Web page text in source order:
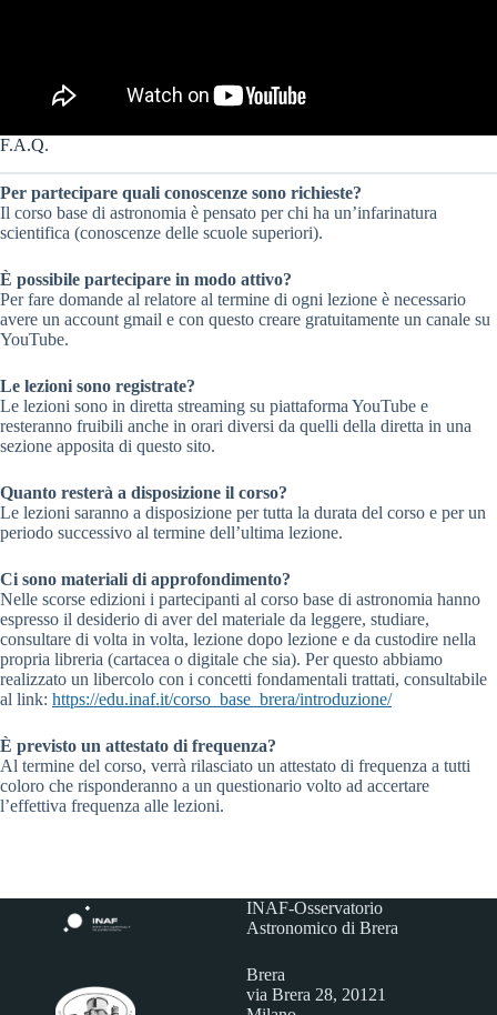
F.A.Q.
Per partecipare quali conoscenze sono richieste?
Il corso base di astronomia è pensato per chi ha un’infarinatura
scientifica (conoscenze delle scuole superiori).
È possibile partecipare in modo attivo?
Per fare domande al relatore al termine di ogni lezione è necessario
avere un account gmail e con questo creare gratuitamente un canale su
YouTube.
Le lezioni sono registrate?
Le lezioni sono in diretta streaming su piattaforma YouTube e
resteranno fruibili anche in orari diversi da quelli della diretta in una
sezione apposita di questo sito.
Quanto resterà a disposizione il corso?
Le lezioni saranno a disposizione per tutta la durata del corso e per un
periodo successivo al termine dell’ultima lezione.
Ci sono materiali di approfondimento?
Nelle scorse edizioni i partecipanti al corso base di astronomia hanno
espresso il desiderio di aver del materiale da leggere, studiare,
consultare di volta in volta, lezione dopo lezione e da custodire nella
propria libreria (cartacea o digitale che sia). Per questo abbiamo
realizzato un libercolo con i concetti fondamentali trattati, consultabile
al link: https://edu.inaf.it/corso_base_brera/introduzione/
È previsto un attestato di frequenza?
Al termine del corso, verrà rilasciato un attestato di frequenza a tutti
coloro che risponderanno a un questionario volto ad accertare
l’effettiva frequenza alle lezioni.
INAF-Osservatorio
Astronomico di Brera
Brera
via Brera 28, 20121